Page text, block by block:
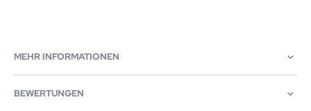
MEHR INFORMATIONEN
BEWERTUNGEN